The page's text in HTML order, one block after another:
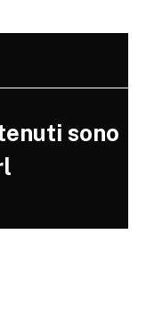
sono